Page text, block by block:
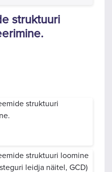
struktuuri
struktuuri
struktuuri loomine
leidja näitel, GCD)